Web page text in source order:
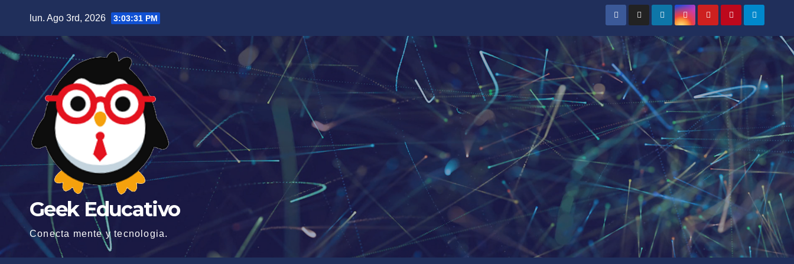
contenido
lun. Ago 3rd, 2026 3:03:31 PM
Geek Educativo
Conecta mente y tecnologia.